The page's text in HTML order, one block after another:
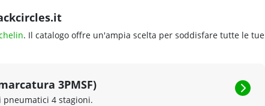
. Il catalogo offre un'ampia scelta per soddisfare tutte le tue
3PMSF)
4 stagioni.